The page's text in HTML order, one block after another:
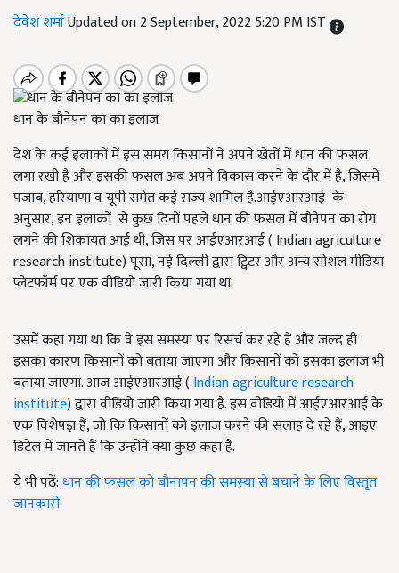
देवेश शर्माUpdated on 2 September, 2022 5:20 PM IST
धान के बौनेपन का का इलाज
देश के कई इलाकों में इस समय किसानों ने अपने खेतों में धान की फसल
लगा रखी है और इसकी फसल अब अपने विकास करने के दौर में है, जिसमें
पंजाब, हरियाणा व यूपी समेत कई राज्य शामिल है.आईएआरआई के
अनुसार, इन इलाकों से कुछ दिनों पहले धान की फसल में बौनेपन का रोग
लगने की शिकायत आई थी, जिस पर आईएआरआई ( Indian agriculture
research institute) पूसा, नई दिल्ली द्वारा ट्विटर और अन्य सोशल मीडिया
प्लेटफॉर्म पर एक वीडियो जारी किया गया था.
उसमें कहा गया था कि वे इस समस्या पर रिसर्च कर रहे हैं और जल्द ही
इसका कारण किसानों को बताया जाएगा और किसानों को इसका इलाज भी
बताया जाएगा. आज आईएआरआई ( Indian agriculture research
institute) द्वारा वीडियो जारी किया गया है. इस वीडियो में आईएआरआई के
एक विशेषज्ञ हैं, जो कि किसानों को इलाज करने की सलाह दे रहे हैं, आइए
डिटेल में जानते हैं कि उन्होंने क्या कुछ कहा है.
ये भी पढ़ें:धान की फसल को बौनापन की समस्या से बचाने के लिए विस्तृत
जानकारी